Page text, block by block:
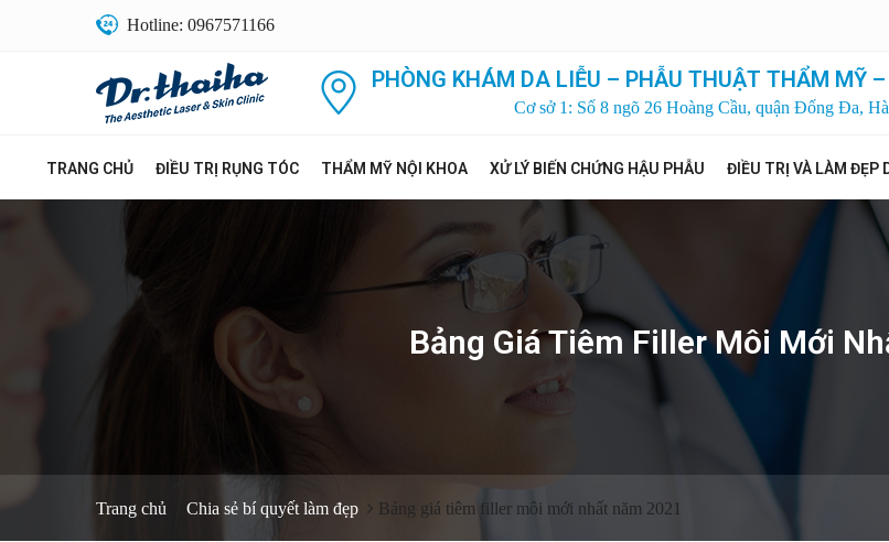
Hotline: 0967571166
PHÒNG KHÁM DA LIỄU – PHẪU THUẬT THẨM MỸ
Cơ sở 1: Số 8 ngõ 26 Hoàng Cầu, quận Đống Đa,
TRANG CHỦ ĐIỀU TRỊ RỤNG TÓC THẨM MỸ NỘI KHOA XỬ LÝ BIẾN CHỨNG HẬU PHẪU ĐIỀU TRỊ VÀ LÀM ĐẸP
Bảng Giá Tiêm Filler Môi Mới
Trang chủ Chia sẻ bí quyết làm đẹp Bảng giá tiêm filler môi mới nhất năm 2021